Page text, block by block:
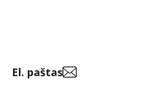
El. paštas